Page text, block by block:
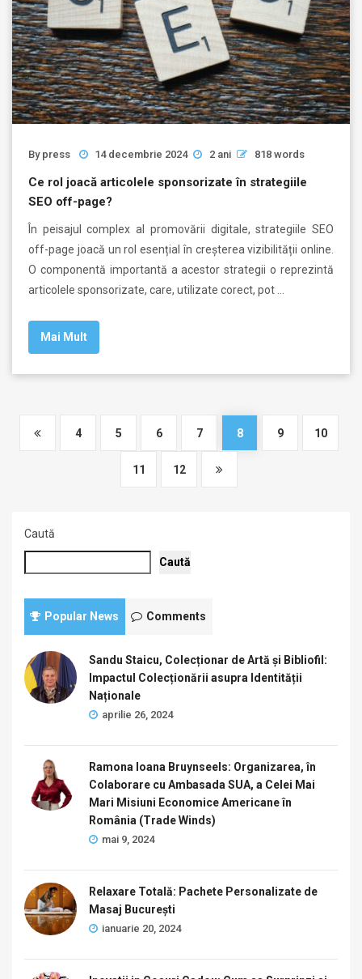
By press 14 decembrie 2024 2 ani 818 words
Ce rol joacă articolele sponsorizate în strategiile
SEO off-page?
În peisajul complex al promovării digitale, strategiile SEO
off-page joacă un rol esențial în creșterea vizibilității online.
O componentă importantă a acestor strategii o reprezintă
articolele sponsorizate, care, utilizate corect, pot …
Mai Mult
4 5 6 7 8 9 10
11 12
Caută
Caută
Popular News Comments
Sandu Staicu, Colecționar de Artă și Bibliofil:
Impactul Colecționării asupra Identității
Naționale
aprilie 26, 2024
Ramona Ioana Bruynseels: Organizarea, în
Colaborare cu Ambasada SUA, a Celei Mai
Mari Misiuni Economice Americane în
România (Trade Winds)
mai 9, 2024
Relaxare Totală: Pachete Personalizate de
Masaj București
ianuarie 20, 2024